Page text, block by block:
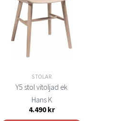
STOLAR
Y5 stol vitoljad ek
Hans K
4.490kr